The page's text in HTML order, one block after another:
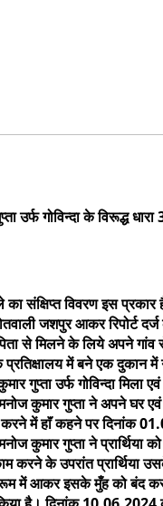
उर्फ गोविन्दा के विरूद्ध
विवरण इस प्रकार है 17
जशपुर आकर रिपोर्ट
से मिलने के लिये अपने
में बने एक दुकान में
गुप्ता उर्फ गोविन्दा
कुमार गुप्ता ने अपने घर
करने में हाॅं कहने पर
कुमार गुप्ता ने
करने के उपरांत प्रार्थिया
में आकर इसके मुँह को बंद